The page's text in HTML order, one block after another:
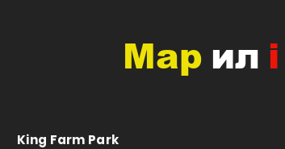
Мар ил і
King Farm Park